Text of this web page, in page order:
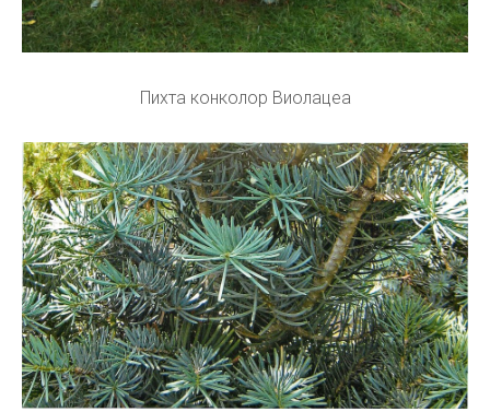
Пихта конколор Виолацеа